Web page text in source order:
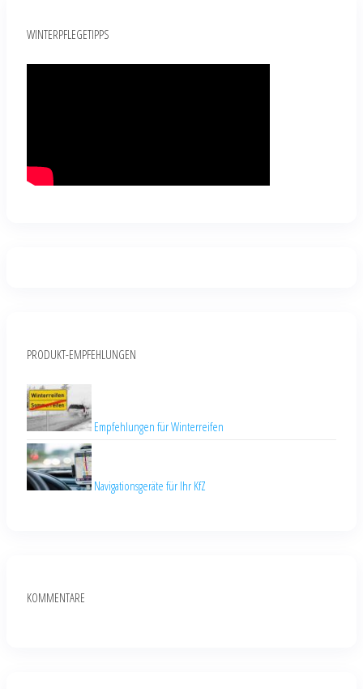
WINTERPFLEGETIPPS
PRODUKT-EMPFEHLUNGEN
Empfehlungen für Winterreifen
Navigationsgeräte für Ihr KfZ
KOMMENTARE